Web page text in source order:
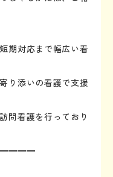
期対応まで幅広い看
り添いの看護で支援
問看護を行っており